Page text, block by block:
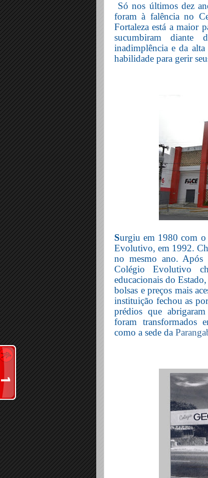
Só nos últimos dez
foram à falência no
Fortaleza está a maior
sucumbiram diante
inadimplência e da
habilidade para gerir
Surgiu em 1980 com o
Evolutivo, em 1992.
no mesmo ano. Após
Colégio Evolutivo
educacionais do
bolsas e preços mais
instituição fechou as
prédios que
foram transformados
como a sede da